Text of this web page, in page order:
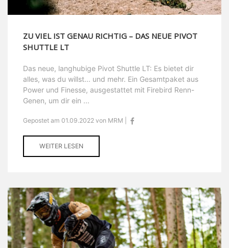
ZU VIEL IST GENAU RICHTIG – DAS NEUE PIVOT
SHUTTLE LT
Das neue, langhubige Pivot Shuttle LT: Es bietet dir
alles, was du willst... und mehr. Ein Gesamtpaket aus
Power und Finesse, ausgestattet mit Firebird Renn-
Genen, um dir ein ...
Gepostet am 01.09.2022 von MRM |
WEITER LESEN